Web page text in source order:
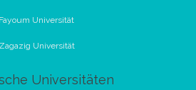
Fayoum Universität
Zagazig Universität
Universitäten